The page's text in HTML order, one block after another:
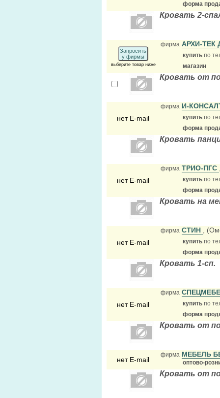
форма
Кровать 2-
Запросить
у фирмы
выберите товар ниже
фирма АРХИ-ТЕК
купить по
магазин
Кровать от
нет E-mail
фирма И-
купить по
форма
Кровать
нет E-mail
фирма ТРИО-ПГС
купить по
форма
Кровать на
нет E-mail
фирма СТИН ,
купить по
форма
Кровать 1-сп.
нет E-mail
фирма
купить по
форма
Кровать от
нет E-mail
фирма МЕБЕЛЬ
оптово-
Кровать от